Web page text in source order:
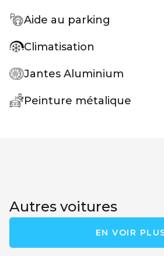
Aide au parking
Climatisation
Jantes Aluminium
Peinture métalique
Autres voitures
EN VOIR